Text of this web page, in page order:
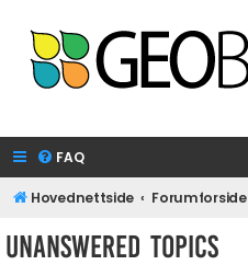
FAQ
Hovednettside Forumforside
Unanswered topics